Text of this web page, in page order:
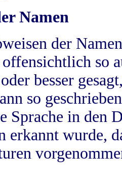
Namen
der
so
besser
so
Sprache in
erkannt wurde,